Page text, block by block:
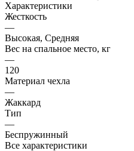
Характеристики
Жесткость
—
Высокая, Средняя
Вес на спальное место, кг
—
120
Материал чехла
—
Жаккард
Тип
—
Беспружинный
Все характеристики